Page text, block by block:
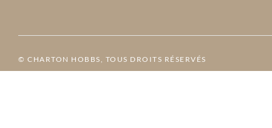
© CHARTON HOBBS, TOUS DROITS RÉSERVÉS